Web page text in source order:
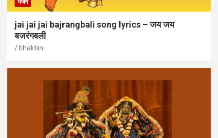
भजन
jai jai jai bajrangbali song lyrics – जय जय
बजरंगबली
bhaktiin